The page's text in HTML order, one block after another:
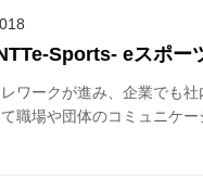
Sports- eスポ
ワークが進み、企業でも
職場や団体のコミュニケー